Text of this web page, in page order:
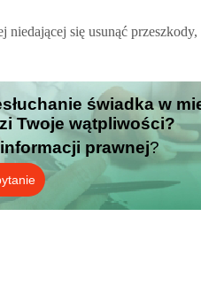
się usunąć przeszkody,
świadka w
Twoje wątpliwości?
informacji prawnej?